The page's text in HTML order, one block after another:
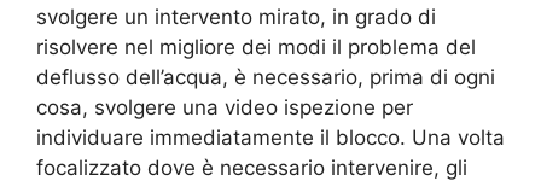
svolgere un intervento mirato, in grado di
risolvere nel migliore dei modi il problema del
deflusso dell’acqua, è necessario, prima di ogni
cosa, svolgere una video ispezione per
individuare immediatamente il blocco. Una volta
focalizzato dove è necessario intervenire, gli